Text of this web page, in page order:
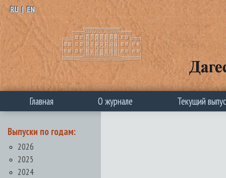
RU | EN
Главная О журнале Текущий
Выпуски по годам:
2026
2025
2024